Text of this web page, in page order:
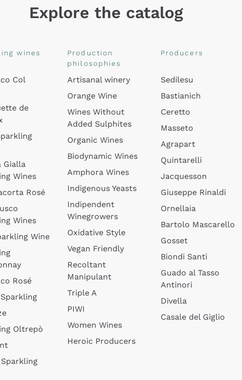
Explore the catalog
wines
Col
de
Gialla
Wines
Rosé
Wines
Wine
Rosé
Oltrepò
Production
philosophies
Artisanal winery
Orange Wine
Wines Without
Added Sulphites
Organic Wines
Biodynamic Wines
Amphora Wines
Indigenous Yeasts
Indipendent
Winegrowers
Oxidative Style
Vegan Friendly
Recoltant
Manipulant
Triple A
PIWI
Women Wines
Heroic Producers
Producers
Sedilesu
Bastianich
Ceretto
Masseto
Agrapart
Quintarelli
Jacquesson
Giuseppe Rinaldi
Ornellaia
Bartolo Mascarello
Gosset
Biondi Santi
Guado al Tasso
Antinori
Divella
Casale del Giglio